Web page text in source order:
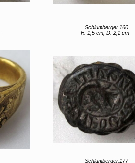
Schlumberger.160
H. 1,5 cm, D. 2,1 cm
Schlumberger.177